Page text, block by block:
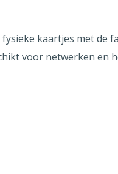
kaartjes met de
voor netwerken en